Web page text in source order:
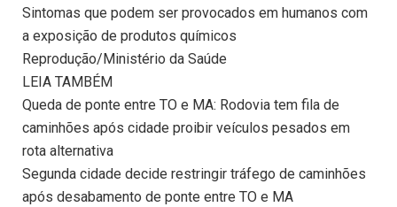
Sintomas que podem ser provocados em humanos com
a exposição de produtos químicos
Reprodução/Ministério da Saúde
LEIA TAMBÉM
Queda de ponte entre TO e MA: Rodovia tem fila de
caminhões após cidade proibir veículos pesados em
rota alternativa
Segunda cidade decide restringir tráfego de caminhões
após desabamento de ponte entre TO e MA